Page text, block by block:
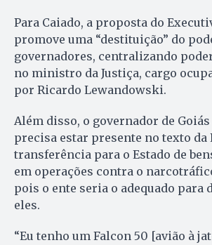
Para Caiado, a proposta do
promove uma “destituição” do
governadores, centralizando
no ministro da Justiça, cargo
por Ricardo Lewandowski.
Além disso, o governador de
precisa estar presente no texto da
transferência para o Estado de
em operações contra o
pois o ente seria o adequado para
eles.
“Eu tenho um Falcon 50 [avião à